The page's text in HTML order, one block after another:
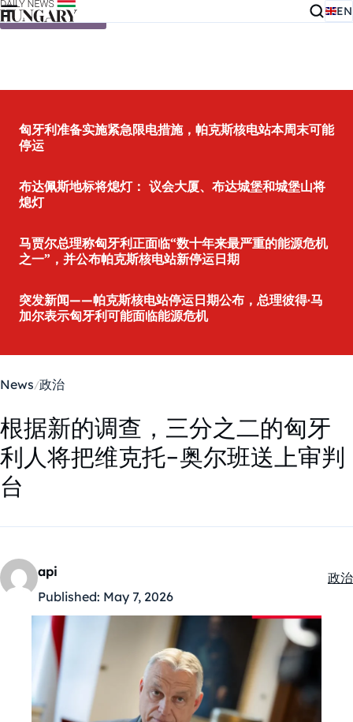
Skip to content EN
匈牙利准备实施紧急限电措施，帕克斯核电站本周末可能
停运
布达佩斯地标将熄灯： 议会大厦、布达城堡和城堡山将
熄灯
马贾尔总理称匈牙利正面临“数十年来最严重的能源危机
之一”，并公布帕克斯核电站新停运日期
突发新闻——帕克斯核电站停运日期公布，总理彼得·马
加尔表示匈牙利可能面临能源危机
News 政治
根据新的调查，三分之二的匈牙
利人将把维克托-奥尔班送上审判
台
api
Published: May 7, 2026
政治